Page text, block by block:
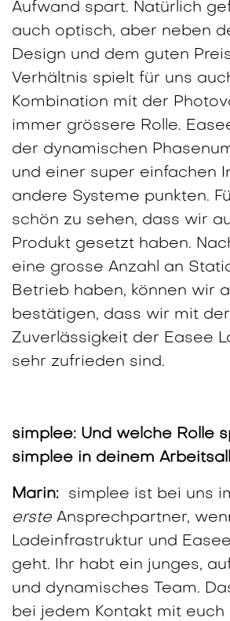
Aufwand spart. Natürlich
auch optisch, aber neben
Design und dem guten
Verhältnis spielt für uns
Kombination mit der
immer grössere Rolle.
der dynamischen
und einer super einfachen
andere Systeme punkten.
schön zu sehen, dass wir
Produkt gesetzt haben.
eine grosse Anzahl an
Betrieb haben, können wir
bestätigen, dass wir mit der
Zuverlässigkeit der Easee
sehr zufrieden sind.
simplee: Und welche Rolle
simplee in deinem
Marin: simplee ist bei uns
erste Ansprechpartner,
Ladeinfrastruktur und
geht. Ihr habt ein junges,
und dynamisches Team.
bei jedem Kontakt mit euch